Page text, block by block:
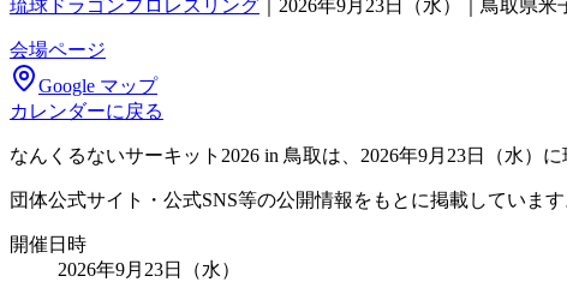
琉球ドラゴンプロレスリング 2026年9月23日（水）｜鳥取県
会場ページ
Google マップ
カレンダーに戻る
なんくるないサーキット2026 in 鳥取は、2026年9月23日（水）
団体公式サイト・公式SNS等の公開情報をもとに掲載していま
開催日時
2026年9月23日（水）